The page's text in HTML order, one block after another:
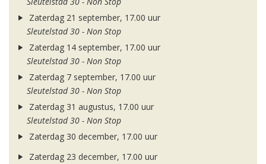
Zaterdag 21 september, 17.00 uur
Sleutelstad 30 - Non Stop
Zaterdag 14 september, 17.00 uur
Sleutelstad 30 - Non Stop
Zaterdag 7 september, 17.00 uur
Sleutelstad 30 - Non Stop
Zaterdag 31 augustus, 17.00 uur
Sleutelstad 30 - Non Stop
Zaterdag 30 december, 17.00 uur
Zaterdag 23 december, 17.00 uur